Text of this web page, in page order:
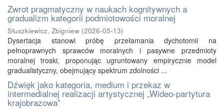
Zwrot pragmatyczny w naukach kognitywnych a
gradualizm kategorii podmiotowości moralnej
Słuszkiewicz, Zbigniew (2026-05-13)
Dysertacja stanowi próbę przełamania dychotomii na
pełnoprawnych sprawców moralnych i pasywne przedmioty
moralnej troski, proponując ugruntowany empirycznie model
gradualistyczny, obejmujący spektrum zdolności ...
Dźwięk jako kategoria, medium i przekaz w
intermedialnej realizacji artystycznej „Wideo-partytura
krajobrazowa”